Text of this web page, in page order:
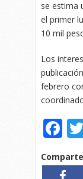
se estima
el primer
10 mil
Los
febrero